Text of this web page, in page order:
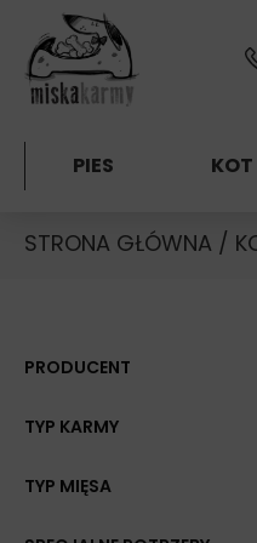
Skocz do treści
PIES KOT
STRONA GŁÓWNA /
PRODUCENT
TYP KARMY
TYP MIĘSA